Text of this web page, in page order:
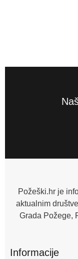
Požeški.hr je
aktualnim
Grada Požege,
Informacije